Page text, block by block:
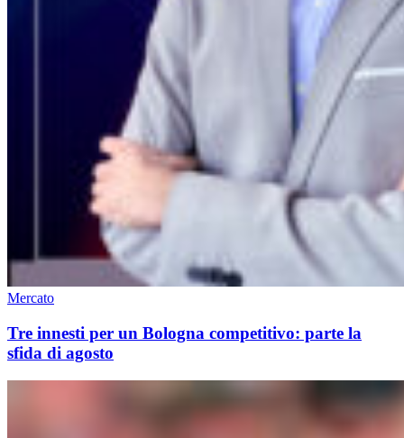
Mercato
Tre innesti per un Bologna competitivo: parte la
sfida di agosto